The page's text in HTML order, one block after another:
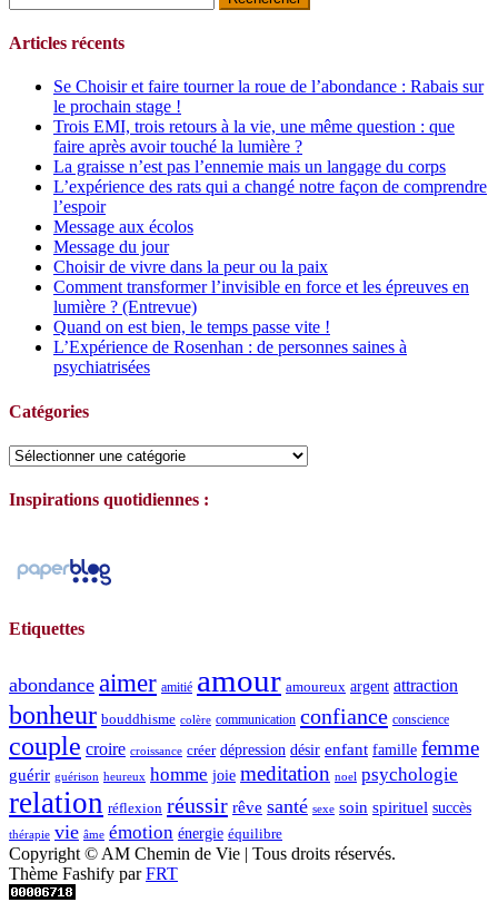
Articles récents
Se Choisir et faire tourner la roue de l’abondance : Rabais sur
le prochain stage !
Trois EMI, trois retours à la vie, une même question : que
faire après avoir touché la lumière ?
La graisse n’est pas l’ennemie mais un langage du corps
L’expérience des rats qui a changé notre façon de comprendre
l’espoir
Message aux écolos
Message du jour
Choisir de vivre dans la peur ou la paix
Comment transformer l’invisible en force et les épreuves en
lumière ? (Entrevue)
Quand on est bien, le temps passe vite !
L’Expérience de Rosenhan : de personnes saines à
psychiatrisées
Catégories
Catégories
Inspirations quotidiennes :
Etiquettes
abondance aimer amitié amour amoureux argent attraction
bonheur bouddhisme colère communication confiance conscience
couple croire croissance créer dépression désir enfant famille femme
guérir guérison heureux homme joie meditation noel psychologie
relation réflexion réussir rêve santé sexe soin spirituel succès
thérapie vie âme émotion énergie équilibre
Copyright © AM Chemin de Vie | Tous droits réservés.
Thème Fashify parFRT